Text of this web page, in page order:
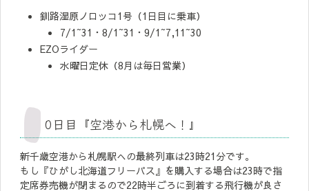
釧路湿原ノロッコ1号（1日目に乗車）
7/1~31・8/1~31・9/1~7,11~30
EZOライダー
水曜日定休（8月は毎日営業）
0日目『空港から札幌へ！』
新千歳空港から札幌駅への最終列車は23時21分です。
もし『ひがし北海道フリーパス』を購入する場合は23時で指
定席券売機が閉まるので22時半ごろに到着する飛行機が良さ